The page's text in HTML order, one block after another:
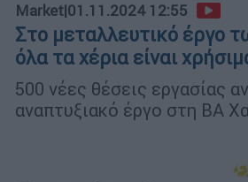
Market|01.11.2024 12:55
Στο μεταλλευτικό έργο
όλα τα χέρια είναι
500 νέες θέσεις εργασίας
αναπτυξιακό έργο στη ΒΑ